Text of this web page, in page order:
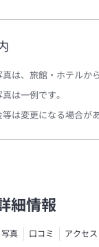
は、旅館・ホテルか
は一例です。
等は変更になる場合が
細情報
写真 口コミ アクセス